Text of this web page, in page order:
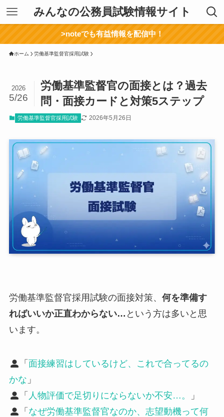
みんなの公務員試験情報サイト
>noteでも有益情報を配信中！
ホーム 労働基準監督官採用試験
労働基準監督官の面接とは？過去
問・面接カードと対策5ステップ
2026
5/26
労働基準監督官採用試験 2026年5月26日
労働基準監督官採用試験の面接対策、 何を準備す
ればいいか正直わからない… という方は多いと思
います。
「面接練習はしているけど、これで合ってるの
かな 」
「 人物評価で足切りにならないか不安…。
」
「 なぜ労働基準監督官なのか、志望動機って何